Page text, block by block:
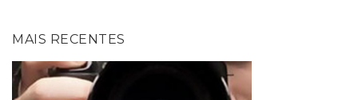
MAIS RECENTES